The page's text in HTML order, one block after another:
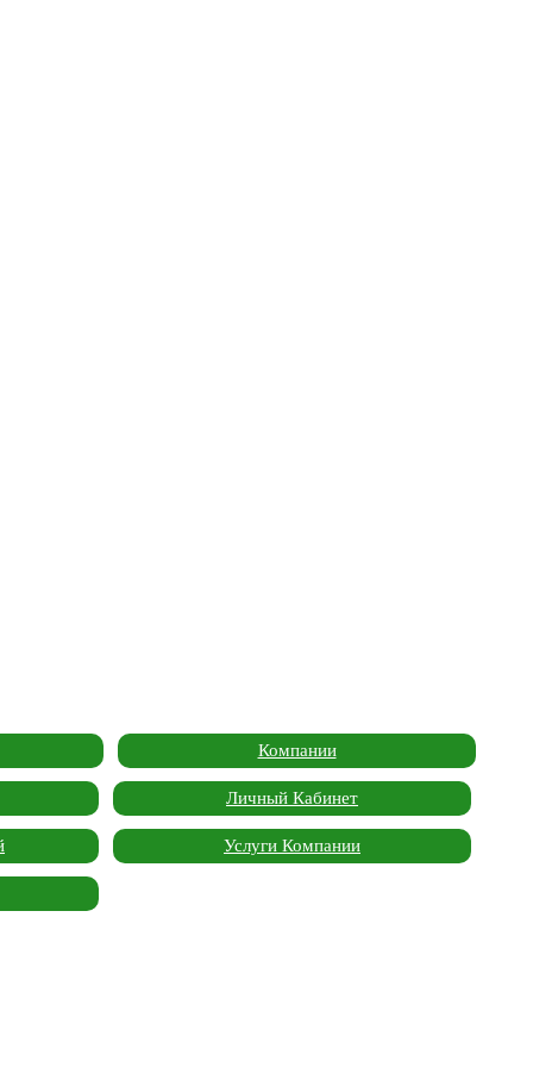
Компании
Личный Кабинет
Услуги Компании